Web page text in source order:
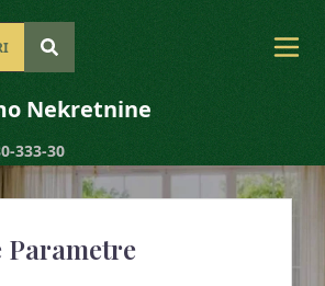
Nekretnine
333-30
Parametre